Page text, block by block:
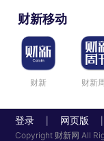
财新移动
财新 财新
登录 网页版
Copyright 财新网 All